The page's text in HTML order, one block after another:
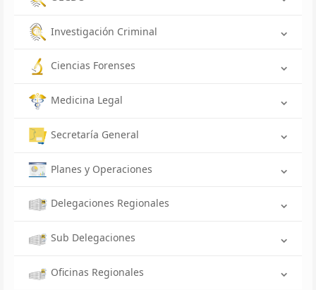
Investigación Criminal
Ciencias Forenses
Medicina Legal
Secretaría General
Planes y Operaciones
Delegaciones Regionales
Sub Delegaciones
Oficinas Regionales